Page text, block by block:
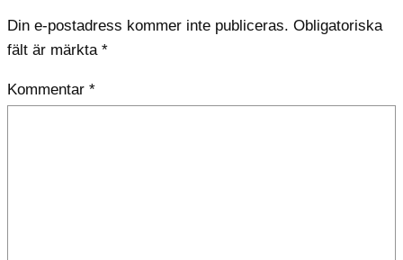
Din e-postadress kommer inte publiceras. Obligatoriska
fält är märkta *
Kommentar *